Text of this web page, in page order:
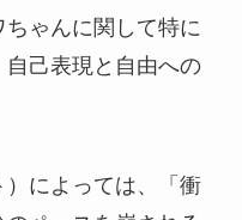
ゃんに関して特に
己表現と自由への
によっては、「衝